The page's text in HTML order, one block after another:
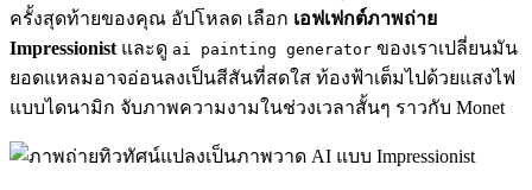
ครั้งสุดท้ายของคุณ อัปโหลด เลือก เอฟเฟกต์ภาพถ่าย
Impressionist และดู ai painting generator ของเราเปลี่ยนมัน
ยอดแหลมอาจอ่อนลงเป็นสีสันที่สดใส ท้องฟ้าเต็มไปด้วยแสงไฟ
แบบไดนามิก จับภาพความงามในช่วงเวลาสั้นๆ ราวกับ Monet